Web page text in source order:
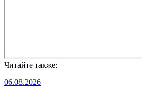
Читайте также:
06.08.2026